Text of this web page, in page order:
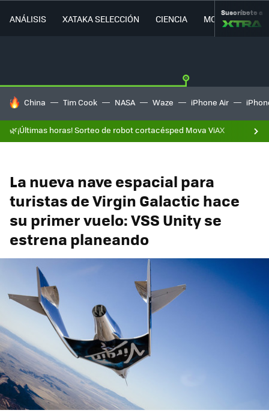
ANÁLISIS XATAKA SELECCIÓN CIENCIA MOVILIDAD
Suscríbete a
HOY SE HABLA DE
China Tim Cook NASA Waze iPhone Air
🌿¡Últimas horas! Sorteo de robot cortacésped Mova ViAX
La nueva nave espacial para
turistas de Virgin Galactic hace
su primer vuelo: VSS Unity se
estrena planeando